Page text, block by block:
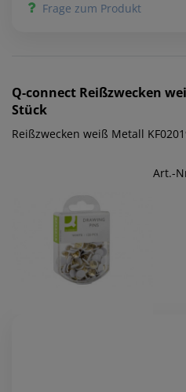
Frage zum Produkt
Q-connect Reißzwecken
Stück
Reißzwecken weiß Metall
Art.-